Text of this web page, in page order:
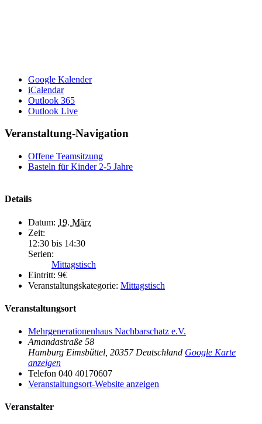
Google Kalender
iCalendar
Outlook 365
Outlook Live
Veranstaltung-Navigation
Offene Teamsitzung
Basteln für Kinder 2-5 Jahre
Details
Datum: 19. März
Zeit:
12:30 bis 14:30
Serien:
Mittagstisch
Eintritt: 9€
Veranstaltungskategorie: Mittagstisch
Veranstaltungsort
Mehrgenerationenhaus Nachbarschatz e.V.
Amandastraße 58
Hamburg Eimsbüttel 20357 Deutschland Google Karte
anzeigen
Telefon 040 40170607
Veranstaltungsort-Website anzeigen
Veranstalter